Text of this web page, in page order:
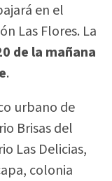
en el
Las Flores. La
de la mañana
.
urbano de
Brisas del
Las Delicias,
colonia